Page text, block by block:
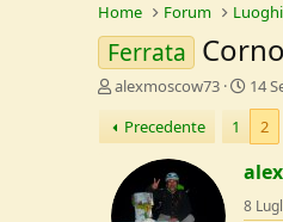
Home Forum
Ferrata
C
e
a
o
alexmoscow73
D
a
a
d
I
14
Precedente
1 2
8